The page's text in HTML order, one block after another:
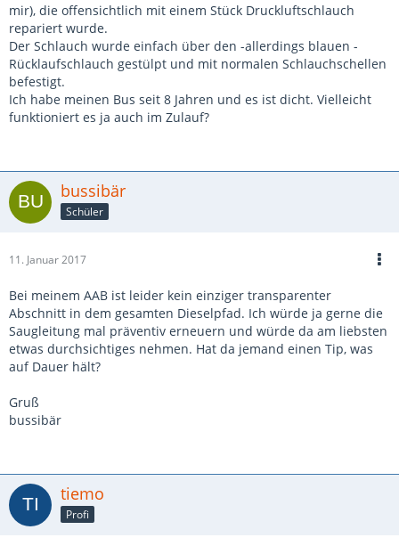
mir), die offensichtlich mit einem Stück Druckluftschlauch
repariert wurde.
Der Schlauch wurde einfach über den -allerdings blauen -
Rücklaufschlauch gestülpt und mit normalen Schlauchschellen
befestigt.
Ich habe meinen Bus seit 8 Jahren und es ist dicht. Vielleicht
funktioniert es ja auch im Zulauf?
bussibär
Schüler
11. Januar 2017
Bei meinem AAB ist leider kein einziger transparenter
Abschnitt in dem gesamten Dieselpfad. Ich würde ja gerne die
Saugleitung mal präventiv erneuern und würde da am liebsten
etwas durchsichtiges nehmen. Hat da jemand einen Tip, was
auf Dauer hält?
Gruß
bussibär
tiemo
Profi